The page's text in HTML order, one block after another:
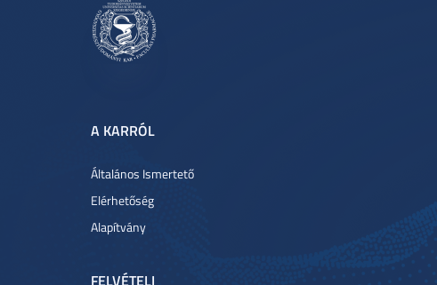
A KARRÓL
Általános Ismertető
Elérhetőség
Alapítvány
FELVÉTELI